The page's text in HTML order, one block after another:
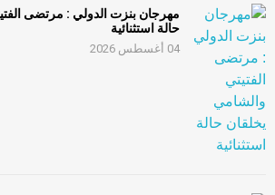
مهرجان بنزت الدولي : مرتضى
حالة استثنائية
04 أغسطس 2026